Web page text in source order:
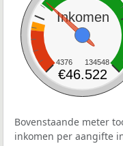
Inkomen
4376 134548
€46.522
Bovenstaande meter
inkomen per aangifte